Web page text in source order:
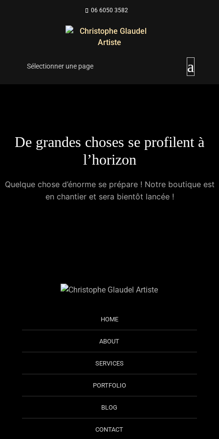
06 6050 3582
Sélectionner une page
De grandes choses se profilent à
l’horizon
Quelque chose d’énorme se prépare ! Notre boutique est
en chantier et sera bientôt lancée !
HOME
ABOUT
SERVICES
PORTFOLIO
BLOG
CONTACT